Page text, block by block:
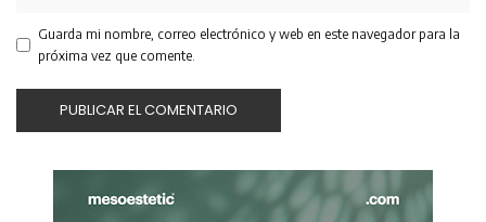
Guarda mi nombre, correo electrónico y web en este navegador para la
próxima vez que comente.